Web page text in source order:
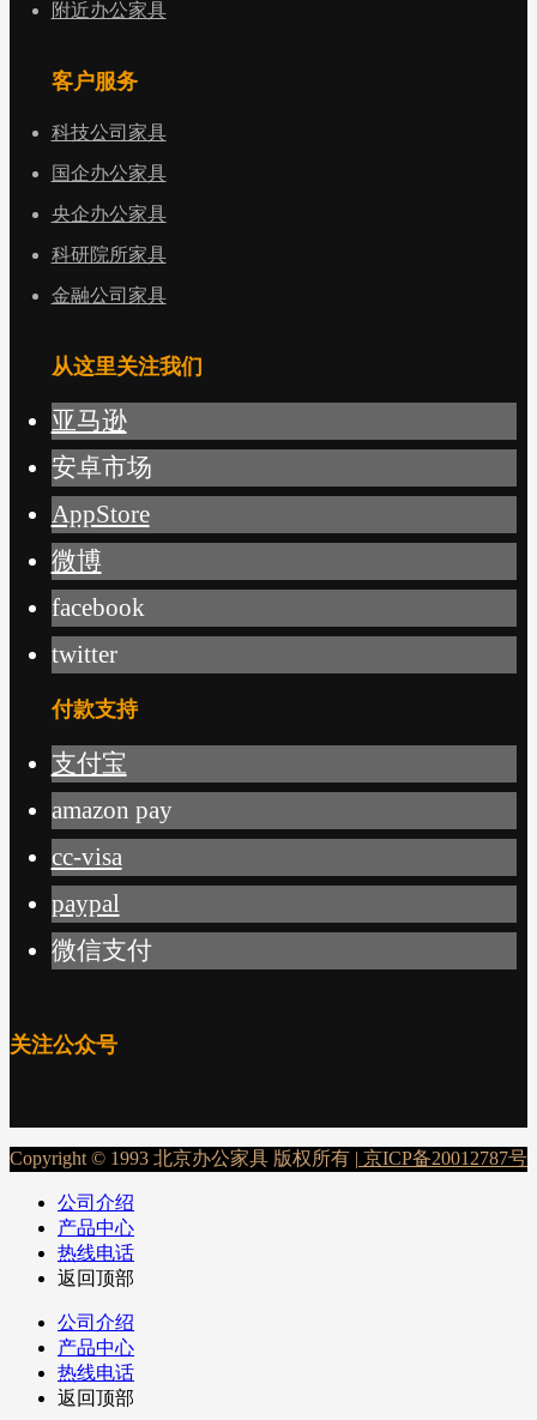
附近办公家具
客户服务
科技公司家具
国企办公家具
央企办公家具
科研院所家具
金融公司家具
从这里关注我们
亚马逊
安卓市场
AppStore
微博
facebook
twitter
付款支持
支付宝
amazon pay
cc-visa
paypal
微信支付
关注公众号
Copyright © 1993 北京办公家具 版权所有 | 京ICP备20012787号
公司介绍
产品中心
热线电话
返回顶部
公司介绍
产品中心
热线电话
返回顶部